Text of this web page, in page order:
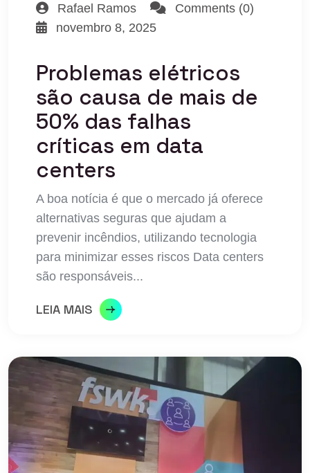
Rafael Ramos
Comments (0)
novembro 8, 2025
Problemas elétricos
são causa de mais de
50% das falhas
críticas em data
centers
A boa notícia é que o mercado já oferece
alternativas seguras que ajudam a
prevenir incêndios, utilizando tecnologia
para minimizar esses riscos Data centers
são responsáveis...
LEIA MAIS